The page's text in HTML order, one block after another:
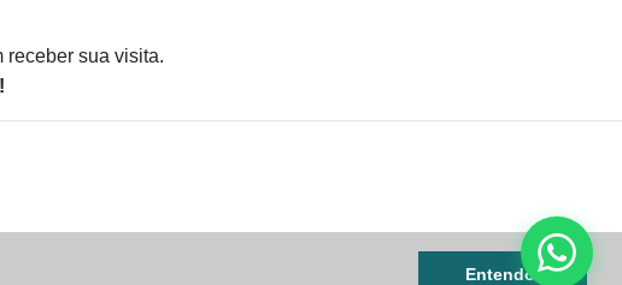
Entendo!
receber sua visita.